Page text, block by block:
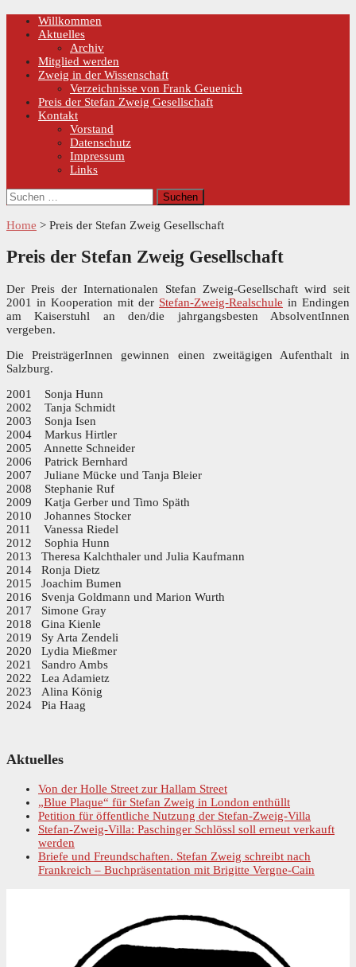
Skip
Primary
Menu
Willkommen
Aktuelles
Archiv
Mitglied werden
Zweig in der Wissenschaft
Verzeichnisse von Frank Geuenich
Preis der Stefan Zweig Gesellschaft
Kontakt
Vorstand
Datenschutz
Impressum
Links
Suchen
nach:
Home > Preis der Stefan Zweig Gesellschaft
Preis der Stefan Zweig Gesellschaft
Der Preis der Internationalen Stefan Zweig-Gesellschaft wird seit
2001 in Kooperation mit der Stefan-Zweig-Realschule in Endingen
am Kaiserstuhl an den/die jahrgangsbesten AbsolventInnen
vergeben.
Die PreisträgerInnen gewinnen einen zweitägigen Aufenthalt in
Salzburg.
2001 Sonja Hunn
2002 Tanja Schmidt
2003 Sonja Isen
2004 Markus Hirtler
2005 Annette Schneider
2006 Patrick Bernhard
2007 Juliane Mücke und Tanja Bleier
2008 Stephanie Ruf
2009 Katja Gerber und Timo Späth
2010 Johannes Stocker
2011 Vanessa Riedel
2012 Sophia Hunn
2013 Theresa Kalchthaler und Julia Kaufmann
2014 Ronja Dietz
2015 Joachim Bumen
2016 Svenja Goldmann und Marion Wurth
2017 Simone Gray
2018 Gina Kienle
2019 Sy Arta Zendeli
2020 Lydia Mießmer
2021 Sandro Ambs
2022 Lea Adamietz
2023 Alina König
2024 Pia Haag
Primary
Aktuelles
Von der Holle Street zur Hallam Street
„Blue Plaque“ für Stefan Zweig in London enthüllt
Petition für öffentliche Nutzung der Stefan-Zweig-Villa
Stefan-Zweig-Villa: Paschinger Schlössl soll erneut verkauft
werden
Briefe und Freundschaften. Stefan Zweig schreibt nach
Frankreich – Buchpräsentation mit Brigitte Vergne-Cain